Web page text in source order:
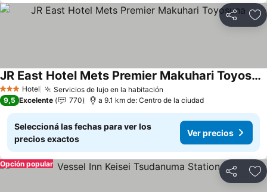
Compartir
3 Estrellas
Hotel Servicios de lujo en la habitación
JR East Hotel Mets Premier Makuhari Toyosuna
9,5 Excelente 770 a 9.1 km de: Centro de la ciudad
Seleccioná las fechas para ver los
precios exactos
Ver precios
Compartir
Opción popular